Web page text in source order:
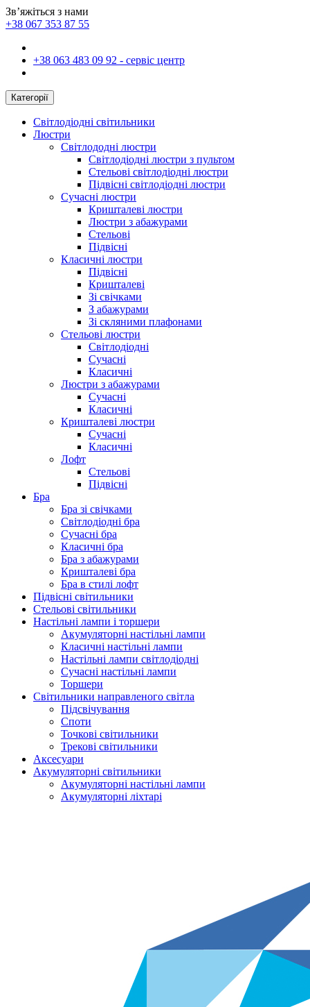
Зв’яжіться з нами
+38 067 353 87 55
+38 063 483 09 92 - сервіс центр
Категорії
Світлодіодні світильники
Люстри
Світлододні люстри
Світлодіодні люстри з пультом
Стельові світлодіодні люстри
Підвісні світлодіодні люстри
Сучасні люстри
Кришталеві люстри
Люстри з абажурами
Стельові
Підвісні
Класичні люстри
Підвісні
Кришталеві
Зі свічками
З абажурами
Зі скляними плафонами
Стельові люстри
Світлодіодні
Сучасні
Класичні
Люстри з абажурами
Сучасні
Класичні
Кришталеві люстри
Сучасні
Класичні
Лофт
Стельові
Підвісні
Бра
Бра зі свічками
Світлодіодні бра
Сучасні бра
Класичні бра
Бра з абажурами
Кришталеві бра
Бра в стилі лофт
Підвісні світильники
Стельові світильники
Настільні лампи і торшери
Акумуляторні настільні лампи
Класичні настільні лампи
Настільні лампи світлодіодні
Сучасні настільні лампи
Торшери
Світильники направленого світла
Підсвічування
Споти
Точкові світильники
Трекові світильники
Аксесуари
Акумуляторні світильники
Акумуляторні настільні лампи
Акумуляторні ліхтарі